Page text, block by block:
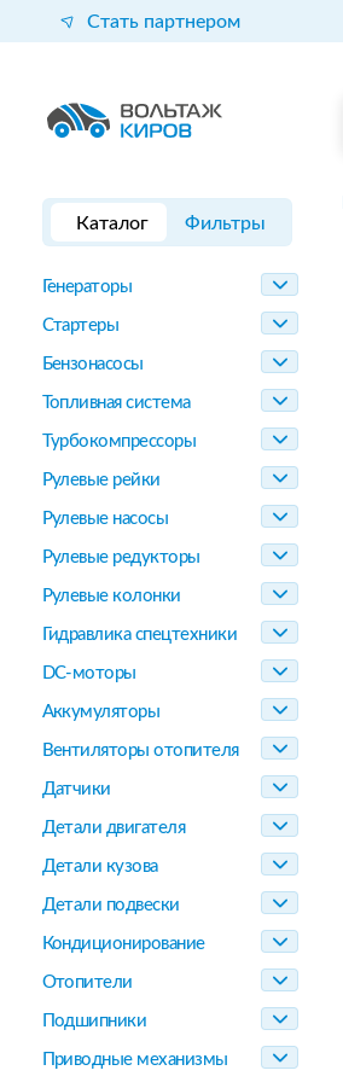
Стать партнером
Каталог Фильтры
Генераторы
Стартеры
Бензонасосы
Топливная система
Турбокомпрессоры
Рулевые рейки
Рулевые насосы
Рулевые редукторы
Рулевые колонки
Гидравлика спецтехники
DC-моторы
Аккумуляторы
Вентиляторы отопителя
Датчики
Детали двигателя
Детали кузова
Детали подвески
Кондиционирование
Отопители
Подшипники
Приводные механизмы